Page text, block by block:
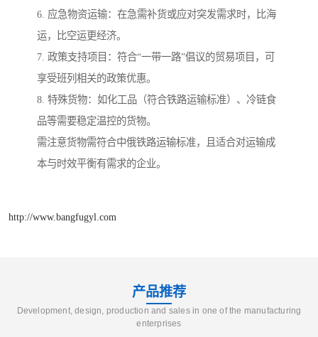
6. 应急物资运输：在急需补货或应对突发需求时，比海
运，比空运更经济。
7. 政策支持项目：符合“一带一路”倡议的贸易项目，可
享受班列相关的政策优惠。
8. 特殊货物：如化工品（符合铁路运输标准）、冷链食
品等需要稳定温控的货物。
需注意货物需符合中俄铁路运输标准，且适合对运输成
本与时效平衡有需求的企业。
http://www.bangfugyl.com
产品推荐
Development, design, production and sales in one of the manufacturing
enterprises